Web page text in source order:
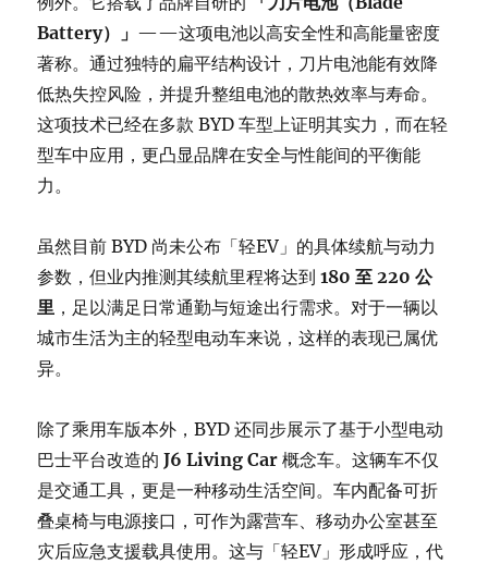
Battery）」 ——这项电池以高安全性和高能量密度
著称。通过独特的扁平结构设计，刀片电池能有效降
低热失控风险，并提升整组电池的散热效率与寿命。
这项技术已经在多款 BYD 车型上证明其实力，而在轻
型车中应用，更凸显品牌在安全与性能间的平衡能
力。
虽然目前 BYD 尚未公布「轻EV」的具体续航与动力
参数，但业内推测其续航里程将达到180 至 220 公
里 ，足以满足日常通勤与短途出行需求。对于一辆以
城市生活为主的轻型电动车来说，这样的表现已属优
异。
除了乘用车版本外，BYD 还同步展示了基于小型电动
巴士平台改造的J6 Living Car 概念车。这辆车不仅
是交通工具，更是一种移动生活空间。车内配备可折
叠桌椅与电源接口，可作为露营车、移动办公室甚至
灾后应急支援载具使用。这与「轻EV」形成呼应，代